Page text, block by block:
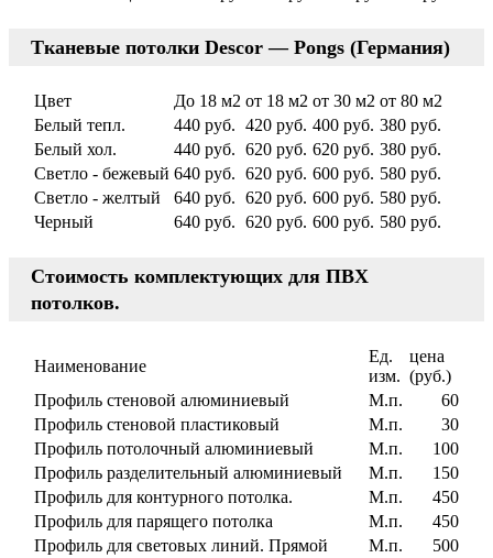
Тканевые потолки Descor — Pongs (Германия)
Цвет До 18 м2 от 18 м2 от 30 м2 от 80 м2
Белый тепл.
440 руб. 420 руб. 400 руб. 380 руб.
Белый хол.
440 руб. 620 руб. 620 руб. 380 руб.
Светло - бежевый 640 руб. 620 руб. 600 руб. 580 руб.
Светло - желтый
640 руб. 620 руб. 600 руб. 580 руб.
Черный
640 руб. 620 руб. 600 руб. 580 руб.
Стоимость комплектующих для ПВХ
потолков.
Наименование
Ед.
изм.
цена
(руб.)
Профиль стеновой алюминиевый
М.п.
60
Профиль стеновой пластиковый
М.п.
30
Профиль потолочный алюминиевый
М.п.
100
Профиль разделительный алюминиевый
М.п.
150
Профиль для контурного потолка.
М.п.
450
Профиль для парящего потолка
М.п.
450
Профиль для световых линий. Прямой
М.п.
500